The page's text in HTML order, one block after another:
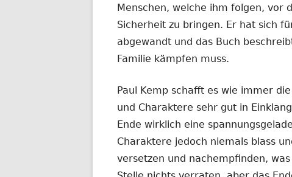
Menschen, welche ihm folgen, vor
Sicherheit zu bringen. Er hat sich
abgewandt und das Buch
Familie kämpfen muss.
Paul Kemp schafft es wie immer
und Charaktere sehr gut in
Ende wirklich eine
Charaktere jedoch niemals blass
versetzen und nachempfinden,